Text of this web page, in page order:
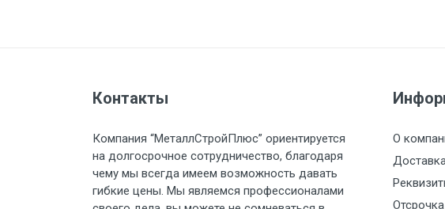
Груз до 6 м, вес до 3 тн 7500 с НДС
Груз до 6 м, вес до 5 тн 9000 с НДС
Контакты
Компания “МеталлСтройПлюс” ориентируется
на долгосрочное сотрудничество, благодаря
чему мы всегда имеем возможность давать
гибкие цены. Мы являемся профессионалами
О